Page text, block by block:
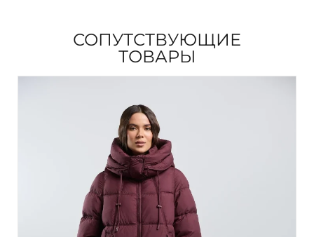
СОПУТСТВУЮЩИЕ
ТОВАРЫ